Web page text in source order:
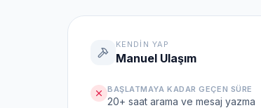
KENDIN YAP
Manuel Ulaşım
BAŞLATMAYA KADAR GEÇEN SÜRE
20+ saat arama ve mesaj yazma